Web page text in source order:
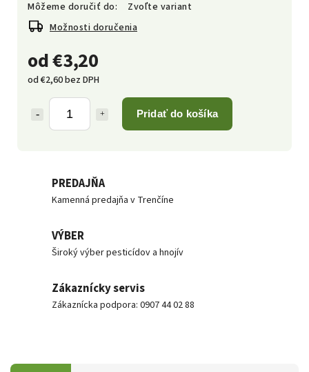
od€3,20
od€2,60bez DPH
Pridať do košíka
Môžeme doručiť do:
Zvoľte variant
Možnosti doručenia
PREDAJŇA
Kamenná predajňa v Trenčíne
VÝBER
Široký výber pesticídov a hnojív
Zákaznícky servis
Zákaznícka podpora: 0907 44 02 88